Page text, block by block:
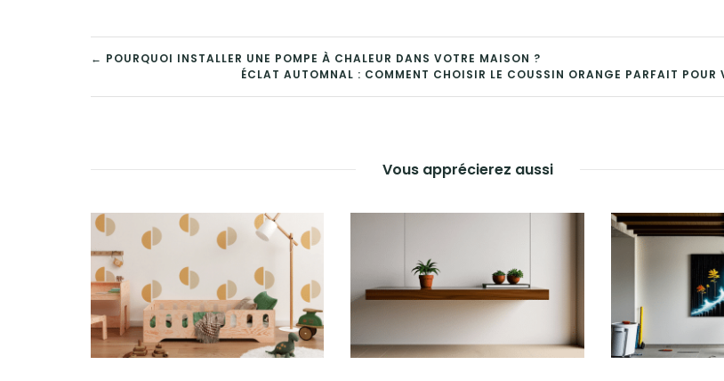
NAVIGATION
DE
← POURQUOI INSTALLER UNE POMPE À CHALEUR DANS VOTRE MAISON ?
ÉCLAT AUTOMNAL : COMMENT CHOISIR LE COUSSIN ORANGE PARFAIT POUR
Vous apprécierez aussi